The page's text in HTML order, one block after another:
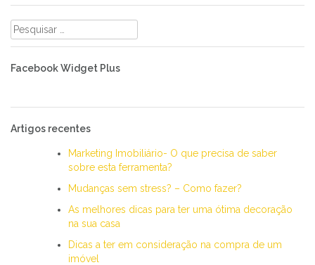
Pesquisar
por:
Facebook Widget Plus
Artigos recentes
Marketing Imobiliário- O que precisa de saber
sobre esta ferramenta?
Mudanças sem stress? – Como fazer?
As melhores dicas para ter uma ótima decoração
na sua casa
Dicas a ter em consideração na compra de um
imóvel